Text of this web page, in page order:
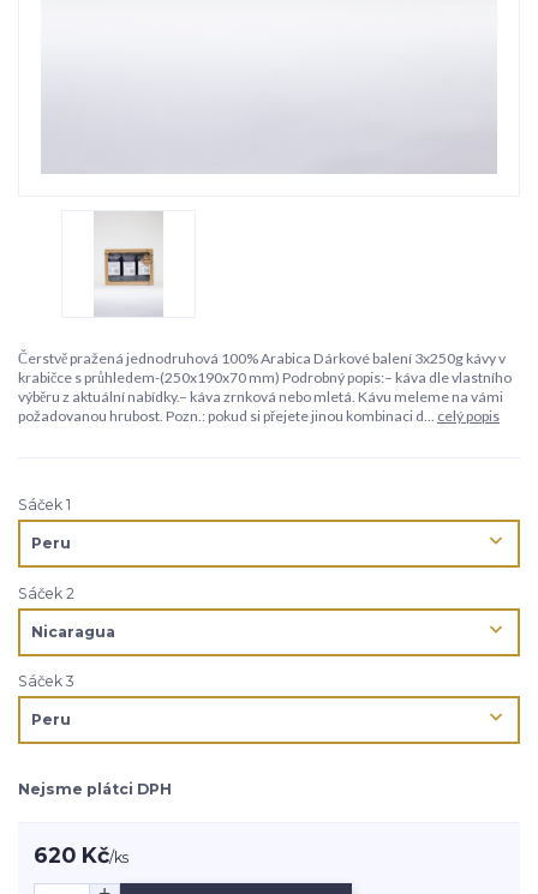
Čerstvě pražená jednodruhová 100% Arabica Dárkové balení 3x250g kávy v
krabičce s průhledem-(250x190x70 mm) Podrobný popis:– káva dle vlastního
výběru z aktuální nabídky.– káva zrnková nebo mletá. Kávu meleme na vámi
požadovanou hrubost. Pozn.: pokud si přejete jinou kombinaci d... celý popis
Sáček 1
Sáček 2
Sáček 3
Nejsme plátci DPH
620 Kč/ks